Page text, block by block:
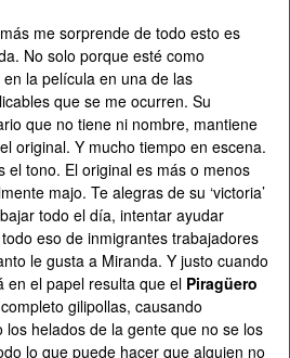
me sorprende de todo esto es
No solo porque esté como
la película en una de las
que se me ocurren. Su
que no tiene ni nombre, mantiene
original. Y mucho tiempo en escena.
el tono. El original es más o menos
majo. Te alegras de su ‘victoria’
todo el día, intentar ayudar
eso de inmigrantes trabajadores
le gusta a Miranda. Y justo cuando
en el papel resulta que el Piragüero
gilipollas, causando
helados de la gente que no se los
lo que puede hacer que alguien no